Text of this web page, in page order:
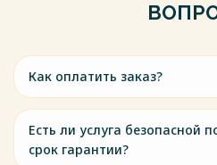
Как оплатить заказ?
Есть ли услуга безопасной
срок гарантии?